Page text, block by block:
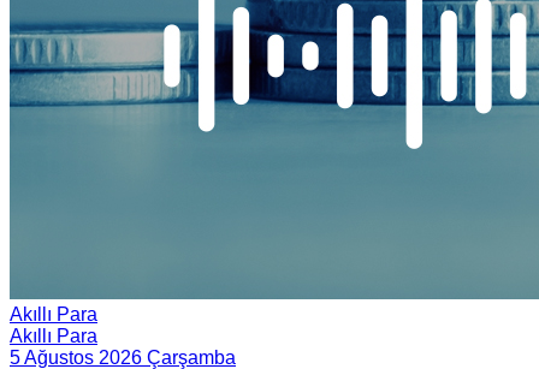
Akıllı Para
Akıllı Para
5 Ağustos 2026 Çarşamba